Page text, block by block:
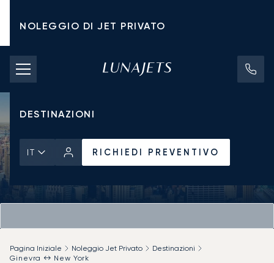
NOLEGGIO DI JET PRIVATO
TARIFFE DI NOLEGGIO
JET PRIVATI
DESTINAZIONI
IT RICHIEDI PREVENTIVO
Pagina Iniziale Noleggio Jet Privato
Destinazioni
Ginevra ↔ New York